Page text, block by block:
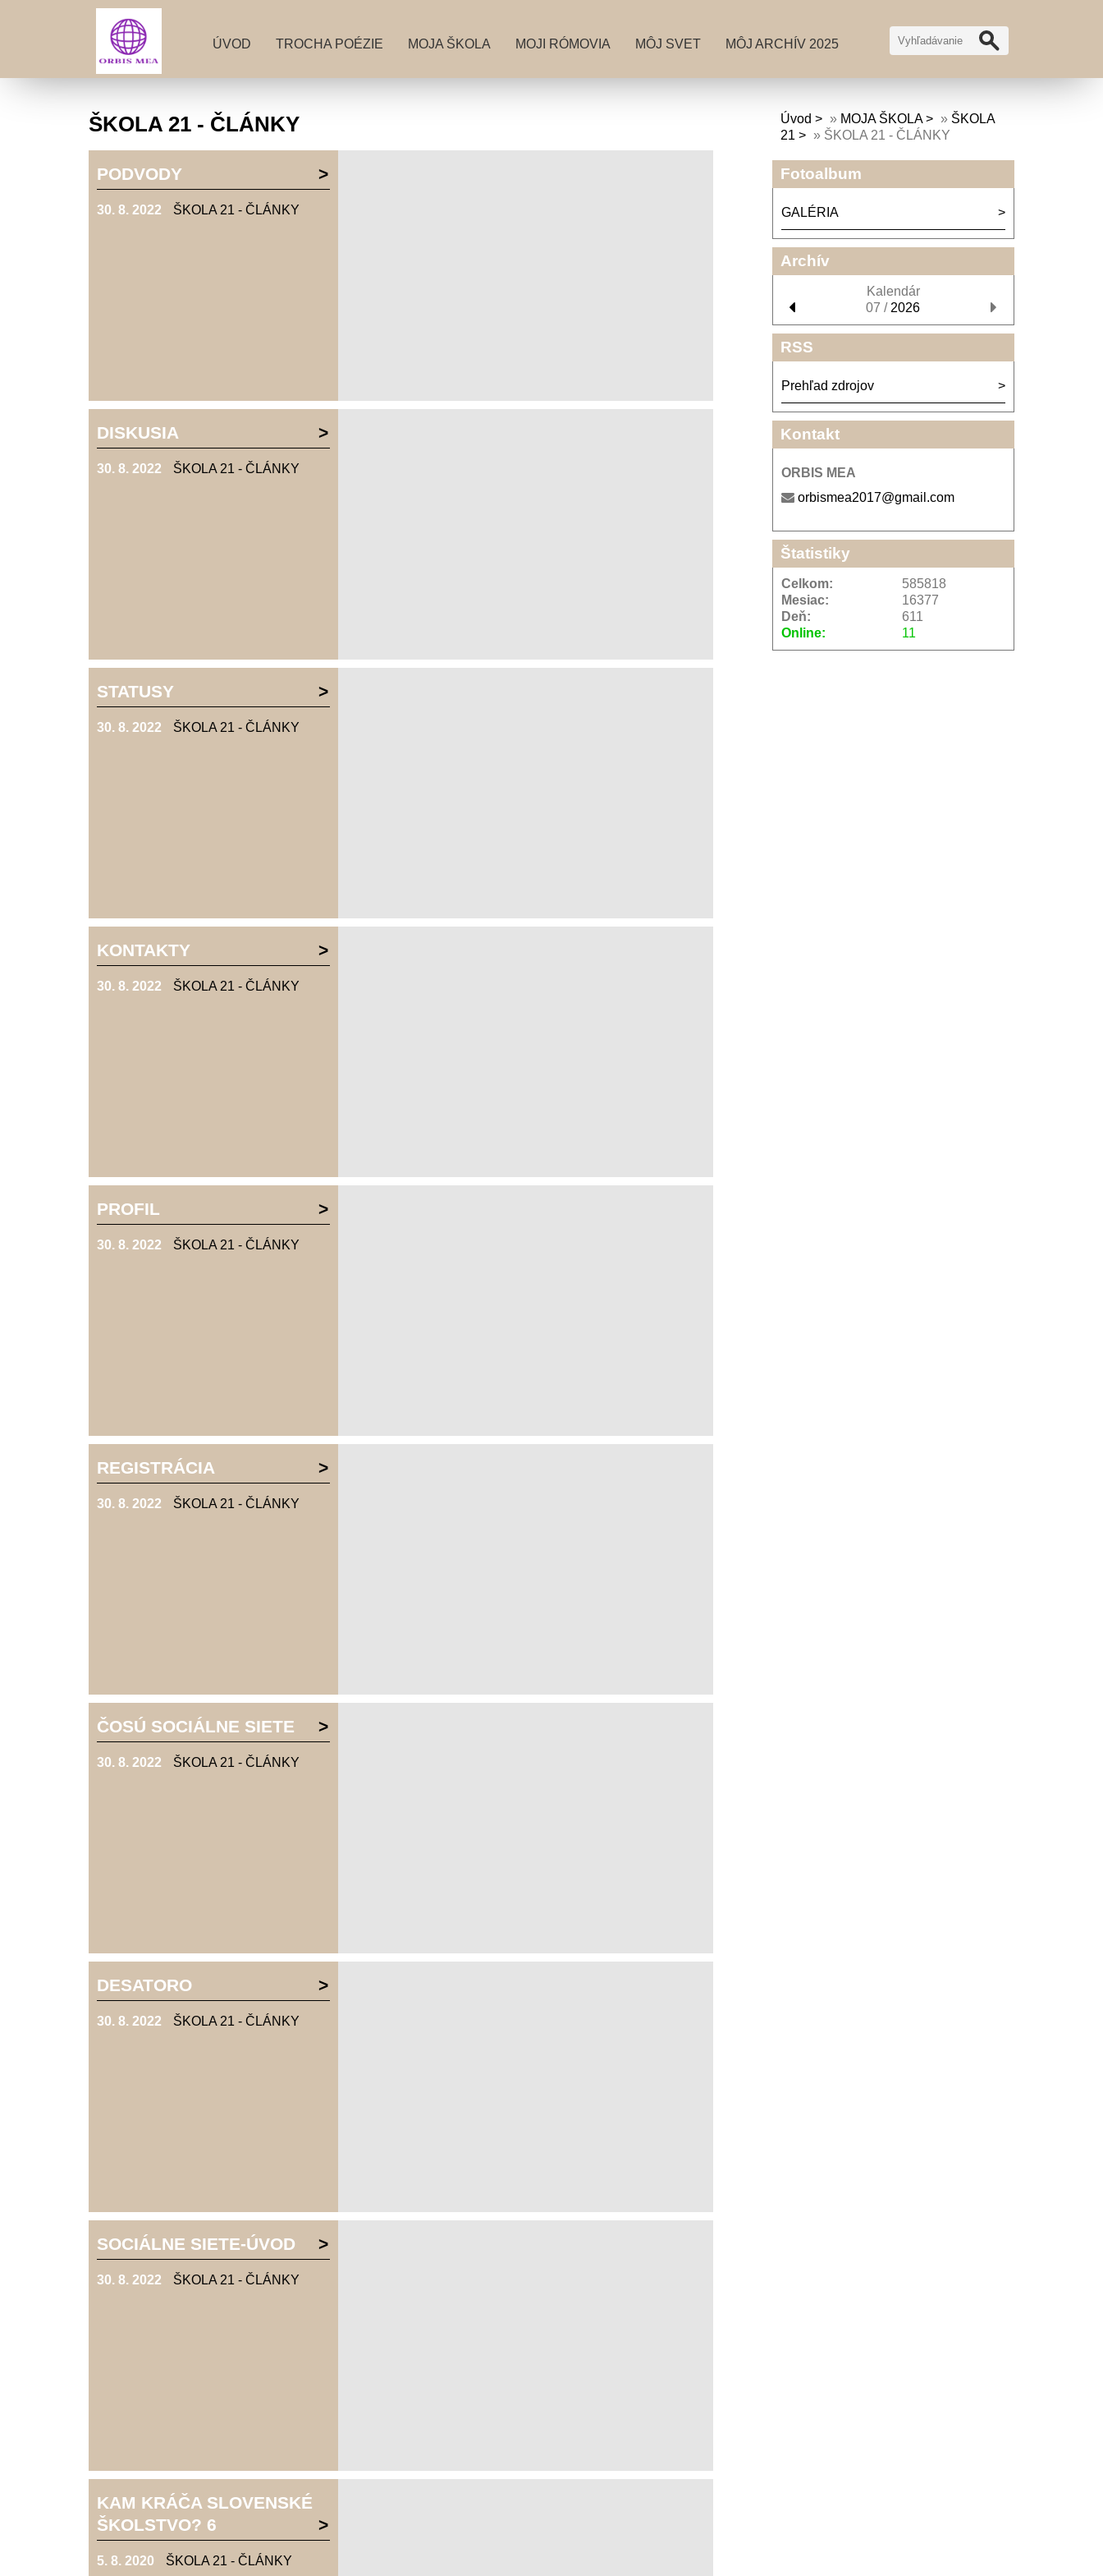
ÚVOD TROCHA POÉZIE MOJA ŠKOLA MOJI RÓMOVIA MÔJ SVET MÔJ ARCHÍV 2025
ŠKOLA 21 - ČLÁNKY
PODVODY
30. 8. 2022 ŠKOLA 21 - ČLÁNKY
DISKUSIA
30. 8. 2022 ŠKOLA 21 - ČLÁNKY
STATUSY
30. 8. 2022 ŠKOLA 21 - ČLÁNKY
KONTAKTY
30. 8. 2022 ŠKOLA 21 - ČLÁNKY
PROFIL
30. 8. 2022 ŠKOLA 21 - ČLÁNKY
REGISTRÁCIA
30. 8. 2022 ŠKOLA 21 - ČLÁNKY
ČOSÚ SOCIÁLNE SIETE
30. 8. 2022 ŠKOLA 21 - ČLÁNKY
DESATORO
30. 8. 2022 ŠKOLA 21 - ČLÁNKY
SOCIÁLNE SIETE-ÚVOD
30. 8. 2022 ŠKOLA 21 - ČLÁNKY
KAM KRÁČA SLOVENSKÉ
ŠKOLSTVO? 6
5. 8. 2020 ŠKOLA 21 - ČLÁNKY
Úvod » MOJA ŠKOLA » ŠKOLA
21
» ŠKOLA 21 - ČLÁNKY
Fotoalbum
GALÉRIA
Archív
Kalendár
07 / 2026
RSS
Prehľad zdrojov
Kontakt
ORBIS MEA
orbismea2017@gmail.com
Štatistiky
Online: 11
Celkom:
585818
Mesiac:
16377
Deň:
611